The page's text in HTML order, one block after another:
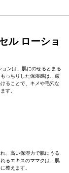
ル ローショ
ンは、肌にのせるとまる
っちりした保湿感は、厳
ることで、キメや毛穴な
す。
、高い保湿力で肌にうる
るエキスのママクは、肌
整えます。